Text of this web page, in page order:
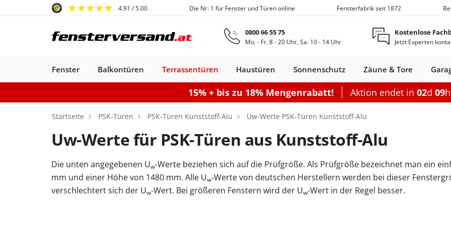
Zum Hauptinhalt springen
4.91 / 5.00 Die Nr. 1 für Fenster und Türen online Fensterfabrik seit 1872
0800 66 55 75
Mo. - Fr. 8 - 20 Uhr, Sa. 10 - 14 Uhr
Kostenlose
Jetzt Experten
Fenster
KunststofffensterKunststoff-Alu
Fenster
Holzfenster
Holz-Alu
Fenster
Aluminium­
fenster
Dachfenster
Dachfenster
Balkontüren
Balkontüren
Kunststoff
Balkontüren
Kunststoff-Alu
Balkontüren Holz
Balkontüren Holz-
Alu
Balkontüren
Aluminium
Zubehör
Terrassentüren
PSK-Türen Smart-Slide Faltschiebe­türen Hebeschiebe­türen
Optionen
Haustüren
Haustüren
Kunststoff
Haustüren
Stahl-Alu
Haustüren
Aluminium
Haustüren Holz
Nebeneingangstüren
Nebeneingangstür
Stahl
Nebeneingangstür
Holz
Sonnenschutz
Rollladen Raffstores Fensterläden Markisen
Zäune & Tore
Einzeltor Doppeltor Schiebetor
Zäune
Gartenzaun
Sektionaltore Rolltore
Optionen
Garagentor elektrisch
Sektionaltor
Garagentor mit Tür
Anbau Carports Carports freistehend Carports mit Abstellraum
Optionen
Einzelcarport
Doppelcarport
Carport Dacheindeckung
Carport Beleuchtung
15% + bis zu 18% Mengenrabatt! Aktion endet in 02d 09h
Startseite PSK-Türen PSK-Türen Kunststoff-Alu Uw-Werte PSK-Türen Kunststoff-Alu
Uw-Werte für PSK-Türen aus Kunststoff-Alu
Die unten angegebenen Uw-Werte beziehen sich auf die Prüfgröße. Als Prüfgröße bezeichnet man ein
mm und einer Höhe von 1480 mm. Alle Uw-Werte von deutschen Herstellern werden bei dieser
verschlechtert sich der Uw-Wert. Bei größeren Fenstern wird der Uw-Wert in der Regel besser.